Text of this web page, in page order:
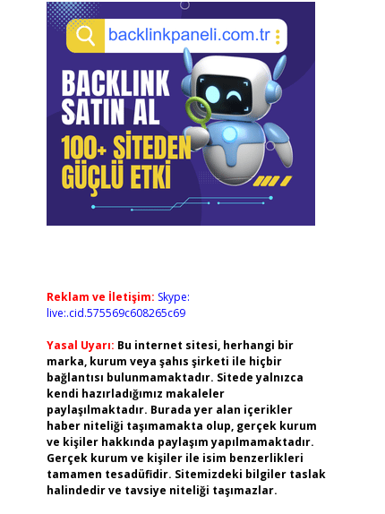
Reklam ve İletişim: Skype:
live:.cid.575569c608265c69
Yasal Uyarı: Bu internet sitesi, herhangi bir
marka, kurum veya şahıs şirketi ile hiçbir
bağlantısı bulunmamaktadır. Sitede yalnızca
kendi hazırladığımız makaleler
paylaşılmaktadır. Burada yer alan içerikler
haber niteliği taşımamakta olup, gerçek kurum
ve kişiler hakkında paylaşım yapılmamaktadır.
Gerçek kurum ve kişiler ile isim benzerlikleri
tamamen tesadüfidir. Sitemizdeki bilgiler taslak
halindedir ve tavsiye niteliği taşımazlar.